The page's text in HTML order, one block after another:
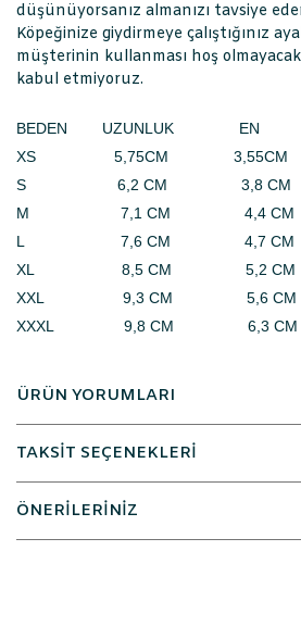
düşünüyorsanız almanızı tavsiye
Köpeğinize giydirmeye çalıştığınız
müşterinin kullanması hoş
kabul etmiyoruz.
BEDEN UZUNLUK EN
XS 5,75CM 3,55CM
S 6,2 CM 3,8 CM
M 7,1 CM 4,4 CM
L 7,6 CM 4,7 CM
XL 8,5 CM 5,2 CM
XXL 9,3 CM 5,6 CM
XXXL 9,8 CM 6,3 CM
ÜRÜN YORUMLARI
TAKSİT SEÇENEKLERİ
ÖNERİLERİNİZ